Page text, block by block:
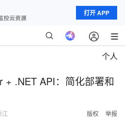
打开 APP
个人
+ .NET API：简化部署和
江 版权 举报